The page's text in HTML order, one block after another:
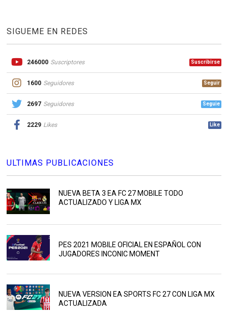
SIGUEME EN REDES
246000 Suscriptores Suscribirse
1600 Seguidores Seguir
2697 Seguidores Seguie
2229 Likes Like
ULTIMAS PUBLICACIONES
NUEVA BETA 3 EA FC 27 MOBILE TODO
ACTUALIZADO Y LIGA MX
PES 2021 MOBILE OFICIAL EN ESPAÑOL CON
JUGADORES INCONIC MOMENT
NUEVA VERSION EA SPORTS FC 27 CON LIGA MX
ACTUALIZADA